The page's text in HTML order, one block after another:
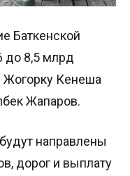
Баткенской
до 8,5 млрд
Жогорку Кенеша
Жапаров.
направлены
дорог и выплату